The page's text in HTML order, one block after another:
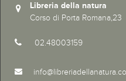
Libreria della natura
Corso di Porta
02.48003159